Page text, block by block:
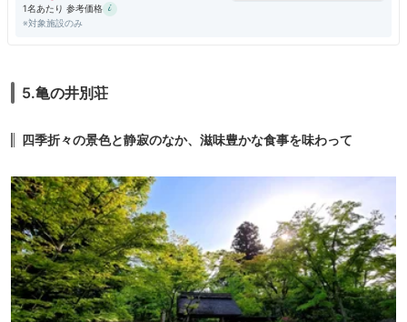
1名あたり 参考価格
※対象施設のみ
5.亀の井別荘
四季折々の景色と静寂のなか、滋味豊かな食事を味わって